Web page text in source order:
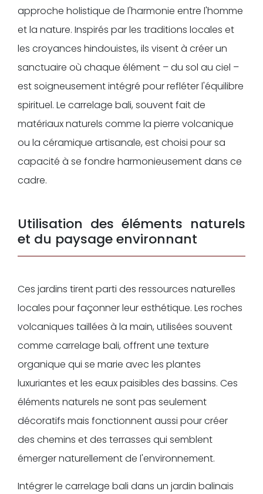
approche holistique de l'harmonie entre l'homme
et la nature. Inspirés par les traditions locales et
les croyances hindouistes, ils visent à créer un
sanctuaire où chaque élément – du sol au ciel –
est soigneusement intégré pour refléter l'équilibre
spirituel. Le carrelage bali, souvent fait de
matériaux naturels comme la pierre volcanique
ou la céramique artisanale, est choisi pour sa
capacité à se fondre harmonieusement dans ce
cadre.
Utilisation des éléments naturels
et du paysage environnant
Ces jardins tirent parti des ressources naturelles
locales pour façonner leur esthétique. Les roches
volcaniques taillées à la main, utilisées souvent
comme carrelage bali, offrent une texture
organique qui se marie avec les plantes
luxuriantes et les eaux paisibles des bassins. Ces
éléments naturels ne sont pas seulement
décoratifs mais fonctionnent aussi pour créer
des chemins et des terrasses qui semblent
émerger naturellement de l'environnement.
Intégrer le carrelage bali dans un jardin balinais